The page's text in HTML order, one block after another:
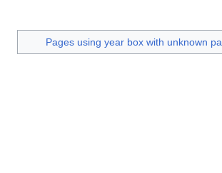
Pages using year box with unknown